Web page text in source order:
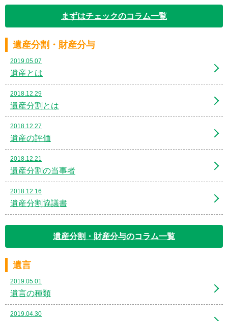
まずはチェックのコラム一覧
遺産分割・財産分与
2019.05.07
遺産とは
2018.12.29
遺産分割とは
2018.12.27
遺産の評価
2018.12.21
遺産分割の当事者
2018.12.16
遺産分割協議書
遺産分割・財産分与のコラム一覧
遺言
2019.05.01
遺言の種類
2019.04.30